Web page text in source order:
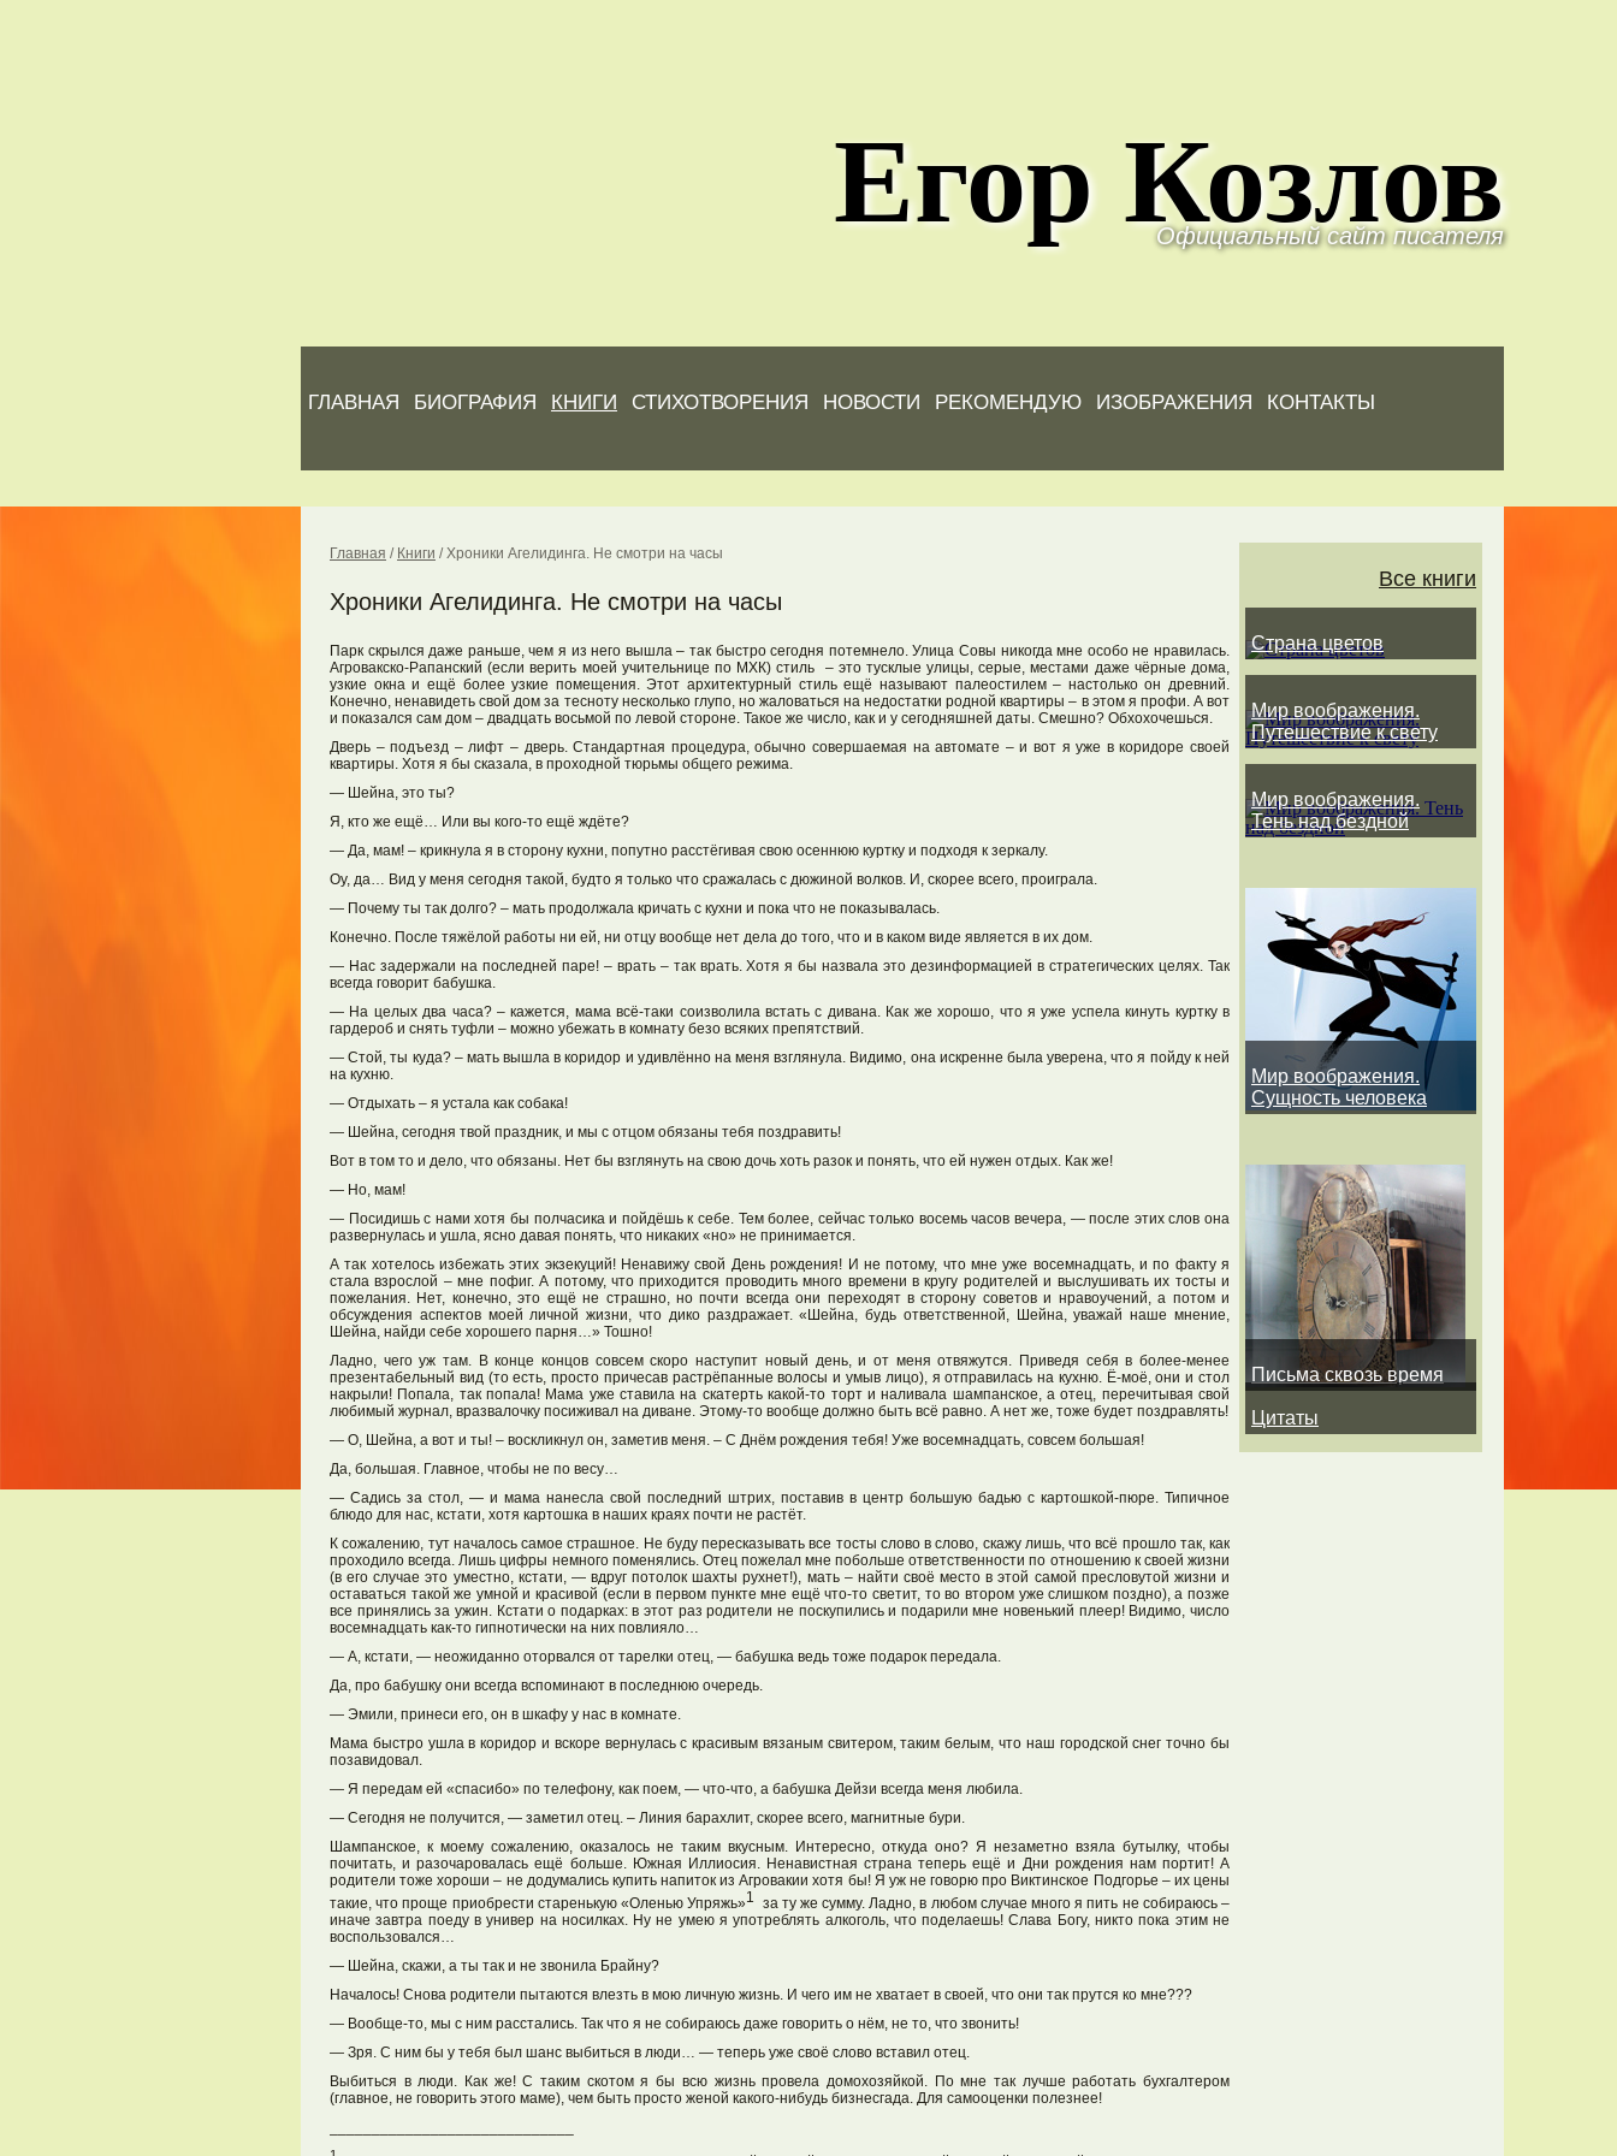
Егор Козлов
Официальный сайт писателя
ГЛАВНАЯ БИОГРАФИЯ КНИГИ СТИХОТВОРЕНИЯ НОВОСТИ РЕКОМЕНДУЮ ИЗОБРАЖЕНИЯ КОНТАКТЫ
Главная / Книги /Хроники Агелидинга. Не смотри на часы
Хроники Агелидинга. Не смотри на часы
Парк скрылся даже раньше, чем я из него вышла – так быстро сегодня потемнело. Улица Совы никогда мне особо не нравилась.
Агровакско-Рапанский (если верить моей учительнице по МХК) стиль – это тусклые улицы, серые, местами даже чёрные дома,
узкие окна и ещё более узкие помещения. Этот архитектурный стиль ещё называют палеостилем – настолько он древний.
Конечно, ненавидеть свой дом за тесноту несколько глупо, но жаловаться на недостатки родной квартиры – в этом я профи. А вот
и показался сам дом – двадцать восьмой по левой стороне. Такое же число, как и у сегодняшней даты. Смешно? Обхохочешься.
Дверь – подъезд – лифт – дверь. Стандартная процедура, обычно совершаемая на автомате – и вот я уже в коридоре своей
квартиры. Хотя я бы сказала, в проходной тюрьмы общего режима.
— Шейна, это ты?
Я, кто же ещё… Или вы кого-то ещё ждёте?
— Да, мам! – крикнула я в сторону кухни, попутно расстёгивая свою осеннюю куртку и подходя к зеркалу.
Оу, да… Вид у меня сегодня такой, будто я только что сражалась с дюжиной волков. И, скорее всего, проиграла.
— Почему ты так долго? – мать продолжала кричать с кухни и пока что не показывалась.
Конечно. После тяжёлой работы ни ей, ни отцу вообще нет дела до того, что и в каком виде является в их дом.
— Нас задержали на последней паре! – врать – так врать. Хотя я бы назвала это дезинформацией в стратегических целях. Так
всегда говорит бабушка.
— На целых два часа? – кажется, мама всё-таки соизволила встать с дивана. Как же хорошо, что я уже успела кинуть куртку в
гардероб и снять туфли – можно убежать в комнату безо всяких препятствий.
— Стой, ты куда? – мать вышла в коридор и удивлённо на меня взглянула. Видимо, она искренне была уверена, что я пойду к ней
на кухню.
— Отдыхать – я устала как собака!
— Шейна, сегодня твой праздник, и мы с отцом обязаны тебя поздравить!
Вот в том то и дело, что обязаны. Нет бы взглянуть на свою дочь хоть разок и понять, что ей нужен отдых. Как же!
— Но, мам!
— Посидишь с нами хотя бы полчасика и пойдёшь к себе. Тем более, сейчас только восемь часов вечера, — после этих слов она
развернулась и ушла, ясно давая понять, что никаких «но» не принимается.
А так хотелось избежать этих экзекуций! Ненавижу свой День рождения! И не потому, что мне уже восемнадцать, и по факту я
стала взрослой – мне пофиг. А потому, что приходится проводить много времени в кругу родителей и выслушивать их тосты и
пожелания. Нет, конечно, это ещё не страшно, но почти всегда они переходят в сторону советов и нравоучений, а потом и
обсуждения аспектов моей личной жизни, что дико раздражает. «Шейна, будь ответственной, Шейна, уважай наше мнение,
Шейна, найди себе хорошего парня…» Тошно!
Ладно, чего уж там. В конце концов совсем скоро наступит новый день, и от меня отвяжутся. Приведя себя в более-менее
презентабельный вид (то есть, просто причесав растрёпанные волосы и умыв лицо), я отправилась на кухню. Ё-моё, они и стол
накрыли! Попала, так попала! Мама уже ставила на скатерть какой-то торт и наливала шампанское, а отец, перечитывая свой
любимый журнал, вразвалочку посиживал на диване. Этому-то вообще должно быть всё равно. А нет же, тоже будет поздравлять!
— О, Шейна, а вот и ты! – воскликнул он, заметив меня. – С Днём рождения тебя! Уже восемнадцать, совсем большая!
Да, большая. Главное, чтобы не по весу…
— Садись за стол, — и мама нанесла свой последний штрих, поставив в центр большую бадью с картошкой-пюре. Типичное
блюдо для нас, кстати, хотя картошка в наших краях почти не растёт.
К сожалению, тут началось самое страшное. Не буду пересказывать все тосты слово в слово, скажу лишь, что всё прошло так, как
проходило всегда. Лишь цифры немного поменялись. Отец пожелал мне побольше ответственности по отношению к своей жизни
(в его случае это уместно, кстати, — вдруг потолок шахты рухнет!), мать – найти своё место в этой самой пресловутой жизни и
оставаться такой же умной и красивой (если в первом пункте мне ещё что-то светит, то во втором уже слишком поздно), а позже
все принялись за ужин. Кстати о подарках: в этот раз родители не поскупились и подарили мне новенький плеер! Видимо, число
восемнадцать как-то гипнотически на них повлияло…
— А, кстати, — неожиданно оторвался от тарелки отец, — бабушка ведь тоже подарок передала.
Да, про бабушку они всегда вспоминают в последнюю очередь.
— Эмили, принеси его, он в шкафу у нас в комнате.
Мама быстро ушла в коридор и вскоре вернулась с красивым вязаным свитером, таким белым, что наш городской снег точно бы
позавидовал.
— Я передам ей «спасибо» по телефону, как поем, — что-что, а бабушка Дейзи всегда меня любила.
— Сегодня не получится, — заметил отец. – Линия барахлит, скорее всего, магнитные бури.
Шампанское, к моему сожалению, оказалось не таким вкусным. Интересно, откуда оно? Я незаметно взяла бутылку, чтобы
почитать, и разочаровалась ещё больше. Южная Иллиосия. Ненавистная страна теперь ещё и Дни рождения нам портит! А
родители тоже хороши – не додумались купить напиток из Агровакии хотя бы! Я уж не говорю про Виктинское Подгорье – их цены
такие, что проще приобрести старенькую «Оленью Упряжь»1 за ту же сумму. Ладно, в любом случае много я пить не собираюсь –
иначе завтра поеду в универ на носилках. Ну не умею я употреблять алкоголь, что поделаешь! Слава Богу, никто пока этим не
воспользовался…
— Шейна, скажи, а ты так и не звонила Брайну?
Началось! Снова родители пытаются влезть в мою личную жизнь. И чего им не хватает в своей, что они так прутся ко мне???
— Вообще-то, мы с ним расстались. Так что я не собираюсь даже говорить о нём, не то, что звонить!
— Зря. С ним бы у тебя был шанс выбиться в люди… — теперь уже своё слово вставил отец.
Выбиться в люди. Как же! С таким скотом я бы всю жизнь провела домохозяйкой. По мне так лучше работать бухгалтером
(главное, не говорить этого маме), чем быть просто женой какого-нибудь бизнесгада. Для самооценки полезнее!
Все книги
Страна цветов
Мир воображения.
Путешествие к свету
Мир воображения.
Тень над бездной
Мир воображения.
Сущность человека
Письма сквозь время
Цитаты